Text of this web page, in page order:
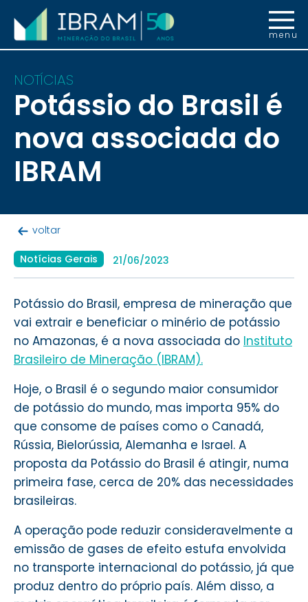
menu
NOTÍCIAS
Potássio do Brasil é
nova associada do
IBRAM
voltar
Notícias Gerais 21/06/2023
Potássio do Brasil, empresa de mineração que
vai extrair e beneficiar o minério de potássio
no Amazonas, é a nova associada do Instituto
Brasileiro de Mineração (IBRAM).
Hoje, o Brasil é o segundo maior consumidor
de potássio do mundo, mas importa 95% do
que consome de países como o Canadá,
Rússia, Bielorússia, Alemanha e Israel. A
proposta da Potássio do Brasil é atingir, numa
primeira fase, cerca de 20% das necessidades
brasileiras.
A operação pode reduzir consideravelmente a
emissão de gases de efeito estufa envolvida
no transporte internacional do potássio, já que
produz dentro do próprio país. Além disso, a